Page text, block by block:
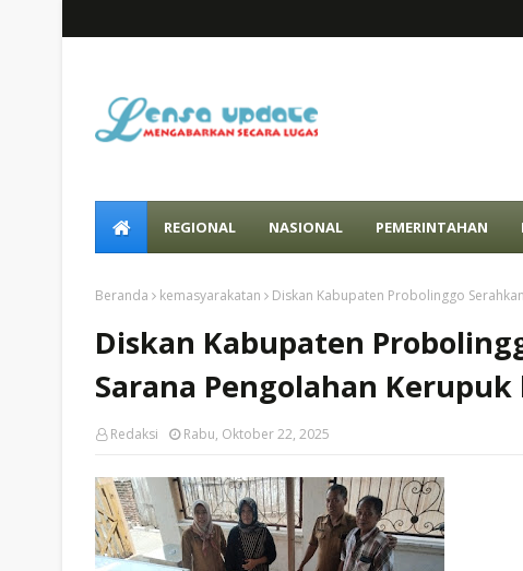
REGIONAL NASIONAL PEMERINTAHAN
Beranda kemasyarakatan Diskan Kabupaten Probolinggo
Diskan Kabupaten
Sarana Pengolahan
Redaksi Rabu, Oktober 22, 2025